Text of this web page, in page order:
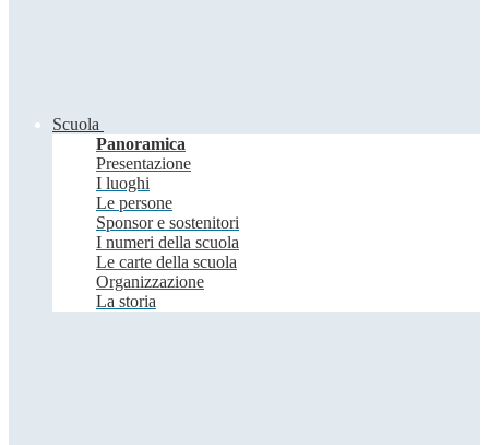
Scuola
Panoramica
Presentazione
I luoghi
Le persone
Sponsor e sostenitori
I numeri della scuola
Le carte della scuola
Organizzazione
La storia